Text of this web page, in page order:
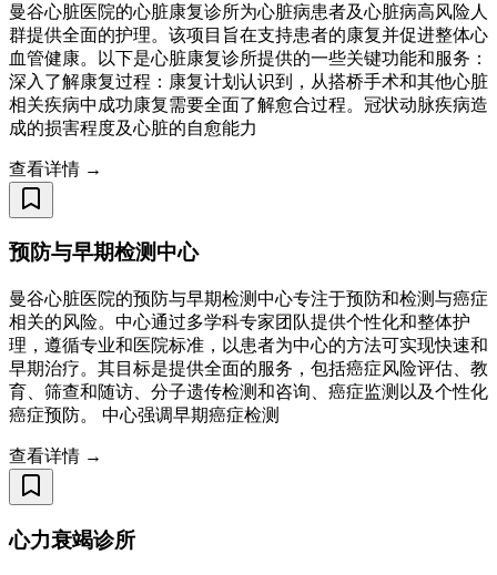
曼谷心脏医院的心脏康复诊所为心脏病患者及心脏病高风险人
群提供全面的护理。该项目旨在支持患者的康复并促进整体心
血管健康。以下是心脏康复诊所提供的一些关键功能和服务：
深入了解康复过程：康复计划认识到，从搭桥手术和其他心脏
相关疾病中成功康复需要全面了解愈合过程。冠状动脉疾病造
成的损害程度及心脏的自愈能力
查看详情 →
预防与早期检测中心
曼谷心脏医院的预防与早期检测中心专注于预防和检测与癌症
相关的风险。中心通过多学科专家团队提供个性化和整体护
理，遵循专业和医院标准，以患者为中心的方法可实现快速和
早期治疗。其目标是提供全面的服务，包括癌症风险评估、教
育、筛查和随访、分子遗传检测和咨询、癌症监测以及个性化
癌症预防。 中心强调早期癌症检测
查看详情 →
心力衰竭诊所